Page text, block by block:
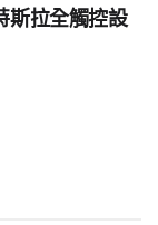
斯拉全觸控設